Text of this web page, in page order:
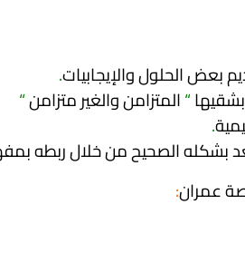
بعض الحلول والإيجابيات.
“المتزامن والغير متزامن“
.
بشكله الصحيح من خلال ربطه
عمران: